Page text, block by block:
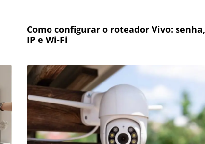
Como configurar o roteador Vivo: senha,
IP e Wi-Fi